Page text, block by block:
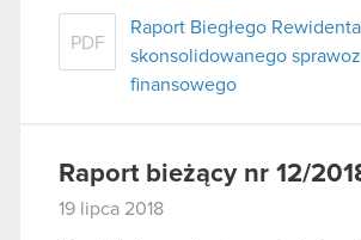
PDF
Raport Biegłego
skonsolidowanego
finansowego
Raport bieżący nr 12/
19 lipca 2018